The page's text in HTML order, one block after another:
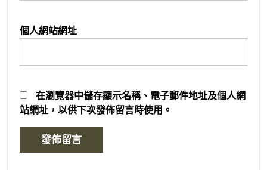
個人網站網址
在瀏覽器中儲存顯示名稱、電子郵件地址及個人網
站網址，以供下次發佈留言時使用。